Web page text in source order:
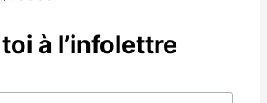
à l’infolettre